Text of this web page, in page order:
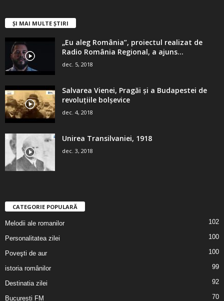
ȘI MAI MULTE ȘTIRI
„Eu aleg România”, proiectul realizat de
Radio România Regional, a ajuns...
dec. 5, 2018
Salvarea Vienei, Pragăi şi a Budapestei de
revoluţiile bolşevice
dec. 4, 2018
Unirea Transilvaniei, 1918
dec. 3, 2018
CATEGORIE POPULARĂ
Melodii ale romanilor 102
Personalitatea zilei 100
Poveşti de aur 100
istoria românilor 99
Destinatia zilei 92
Bucuresti FM 70